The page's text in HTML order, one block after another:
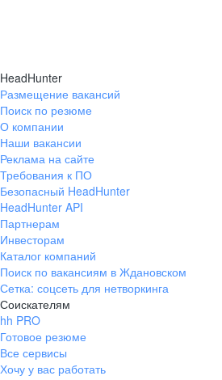
HeadHunter
Размещение вакансий
Поиск по резюме
О компании
Наши вакансии
Реклама на сайте
Требования к ПО
Безопасный HeadHunter
HeadHunter API
Партнерам
Инвесторам
Каталог компаний
Поиск по вакансиям в Ждановском
Сетка: соцсеть для нетворкинга
Соискателям
hh PRO
Готовое резюме
Все сервисы
Хочу у вас работать